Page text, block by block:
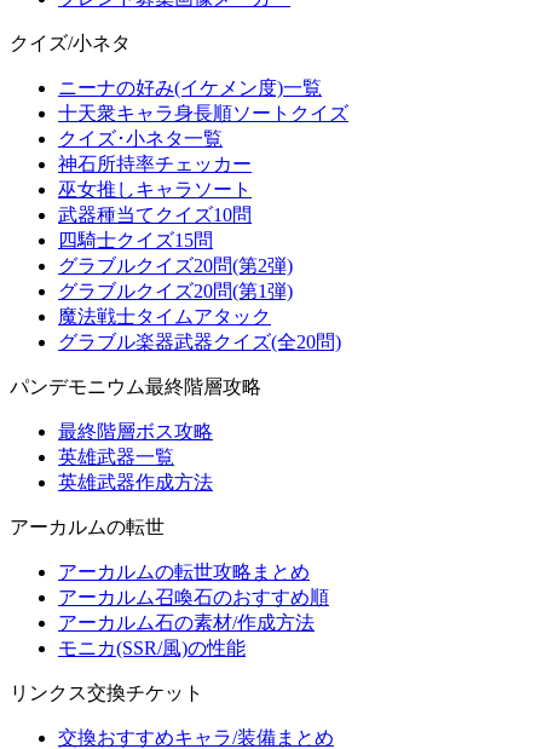
クイズ/小ネタ
ニーナの好み(イケメン度)一覧
十天衆キャラ身長順ソートクイズ
クイズ･小ネタ一覧
神石所持率チェッカー
巫女推しキャラソート
武器種当てクイズ10問
四騎士クイズ15問
グラブルクイズ20問(第2弾)
グラブルクイズ20問(第1弾)
魔法戦士タイムアタック
グラブル楽器武器クイズ(全20問)
パンデモニウム最終階層攻略
最終階層ボス攻略
英雄武器一覧
英雄武器作成方法
アーカルムの転世
アーカルムの転世攻略まとめ
アーカルム召喚石のおすすめ順
アーカルム石の素材/作成方法
モニカ(SSR/風)の性能
リンクス交換チケット
交換おすすめキャラ/装備まとめ